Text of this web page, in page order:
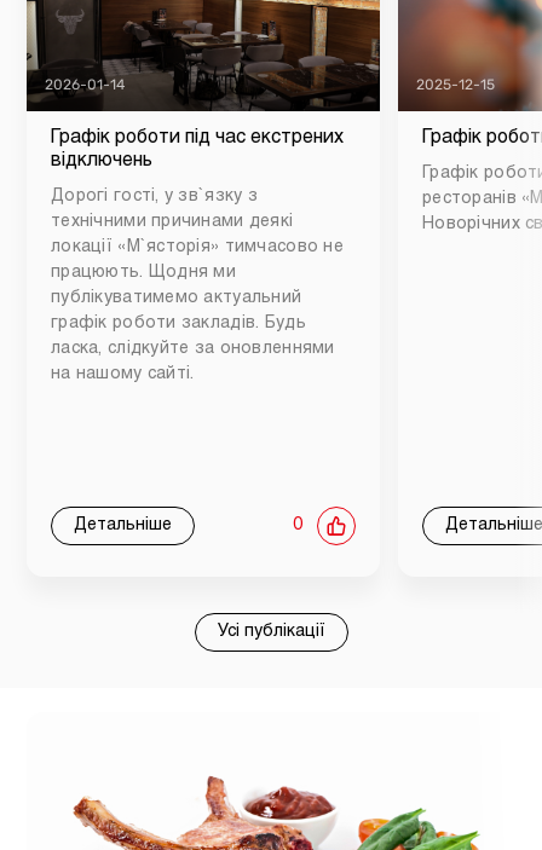
2026-01-14
Графік роботи під час екстрених
відключень
Дорогі гості, у зв`язку з
технічними причинами деякі
локації «М`ясторія» тимчасово не
працюють. Щодня ми
публікуватимемо актуальний
графік роботи закладів. Будь
ласка, слідкуйте за оновленнями
на нашому сайті.
Детальніше 0
2025-12-15
Графік
Графік
ресторанів
Новорічних
Детальніше
Усі публікації